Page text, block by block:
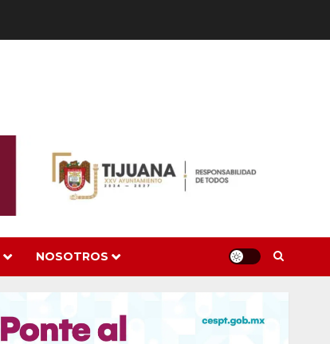
NOSOTROS